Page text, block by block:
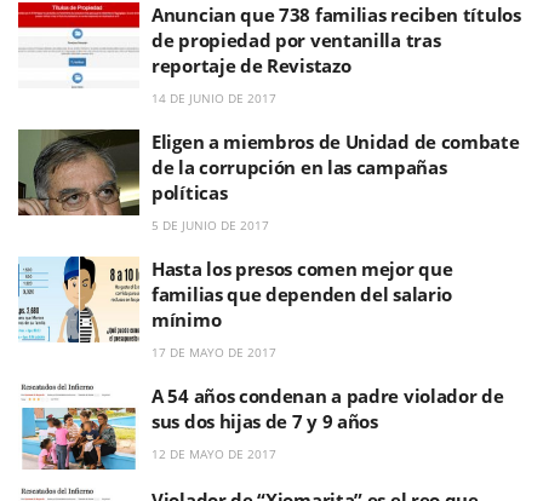
Anuncian que 738 familias reciben títulos
de propiedad por ventanilla tras
reportaje de Revistazo
14 DE JUNIO DE 2017
Eligen a miembros de Unidad de combate
de la corrupción en las campañas
políticas
5 DE JUNIO DE 2017
Hasta los presos comen mejor que
familias que dependen del salario
mínimo
17 DE MAYO DE 2017
A 54 años condenan a padre violador de
sus dos hijas de 7 y 9 años
12 DE MAYO DE 2017